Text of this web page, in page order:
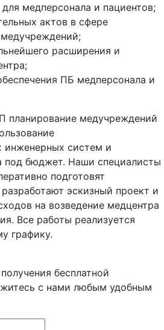
медперсонала и пациентов;
актов в сфере
расширения и
ПБ медперсонала и
планирование медучреждений
инженерных систем и
под бюджет. Наши специалисты
подготовят
эскизный проект и
на возведение медцентра
Все работы реализуется
графику.
бесплатной
с нами любым удобным